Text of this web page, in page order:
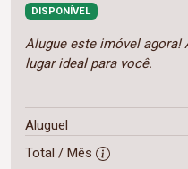
DISPONÍVEL
Alugue este imóvel agora!
lugar ideal para você.
Aluguel
Total / Mês